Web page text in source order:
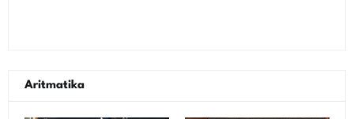
Aritmatika